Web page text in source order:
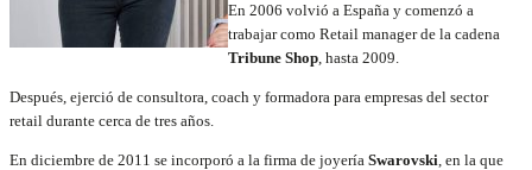
En 2006 volvió a España y comenzó a
trabajar como Retail manager de la cadena
Tribune Shop, hasta 2009.
Después, ejerció de consultora, coach y formadora para empresas del sector
retail durante cerca de tres años.
En diciembre de 2011 se incorporó a la firma de joyería Swarovski , en la que